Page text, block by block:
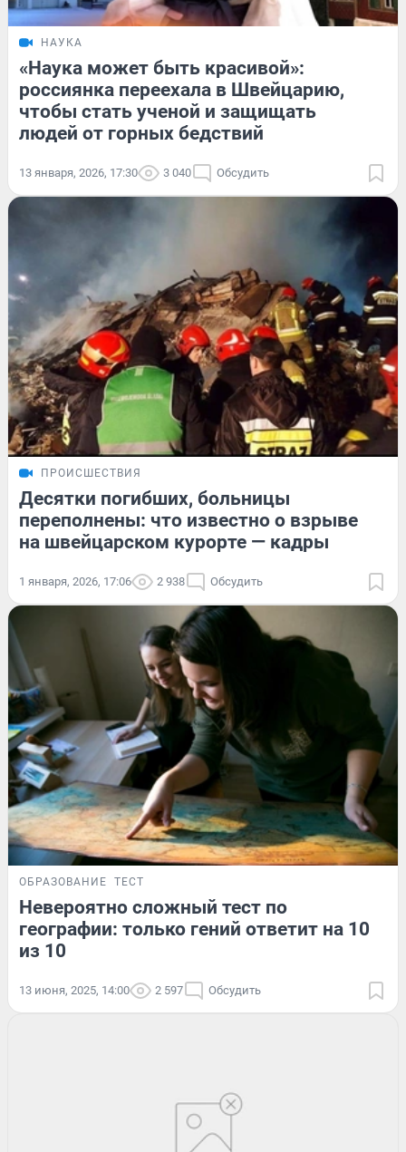
НАУКА
«Наука может быть красивой»:
россиянка переехала в Швейцарию,
чтобы стать ученой и защищать
людей от горных бедствий
13 января, 2026, 17:30 3 040 Обсудить
ПРОИСШЕСТВИЯ
Десятки погибших, больницы
переполнены: что известно о взрыве
на швейцарском курорте — кадры
1 января, 2026, 17:06 2 938 Обсудить
ОБРАЗОВАНИЕ ТЕСТ
Невероятно сложный тест по
географии: только гений ответит на 10
из 10
13 июня, 2025, 14:00 2 597 Обсудить